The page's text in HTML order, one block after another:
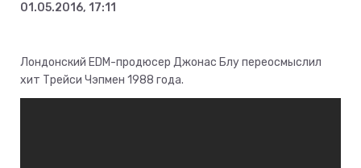
01.05.2016, 17:11
Лондонский EDM-продюсер Джонас Блу переосмыслил
хит Трейси Чэпмен 1988 года.